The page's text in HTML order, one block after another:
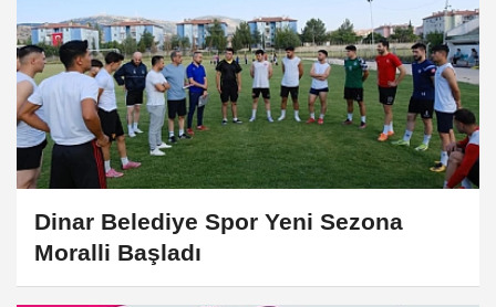
Dinar Belediye Spor Yeni Sezona
Moralli Başladı